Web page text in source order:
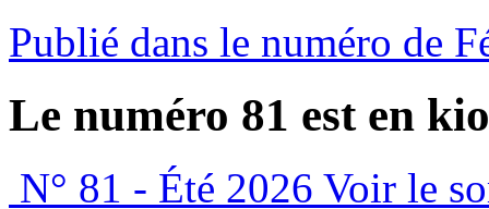
Publié dans le numéro de
Le numéro 81 est en
N° 81 - Été 2026 Voir le